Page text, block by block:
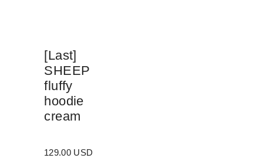
[Last]
SHEEP
fluffy
hoodie
cream
129.00 USD